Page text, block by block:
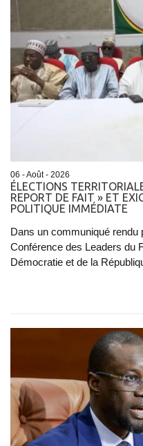
06 - Août - 2026
ÉLECTIONS
REPORT DE FAIT » ET
POLITIQUE IMMÉDIATE
Dans un communiqué rendu
Conférence des Leaders du
Démocratie et de la